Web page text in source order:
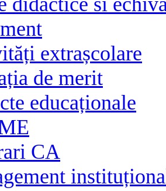
extrașcolare
de merit
educaționale
CA